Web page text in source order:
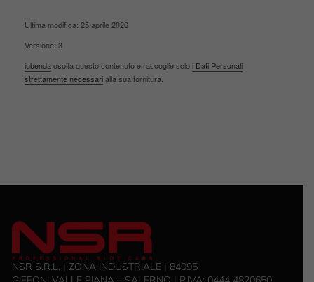
Ultima modifica: 25 aprile 2026
Versione: 3
iubendaospita questo contenuto e raccoglie soloi Dati Personali
strettamente necessarialla sua fornitura.
NSR S.R.L. | ZONA INDUSTRIALE | 84095